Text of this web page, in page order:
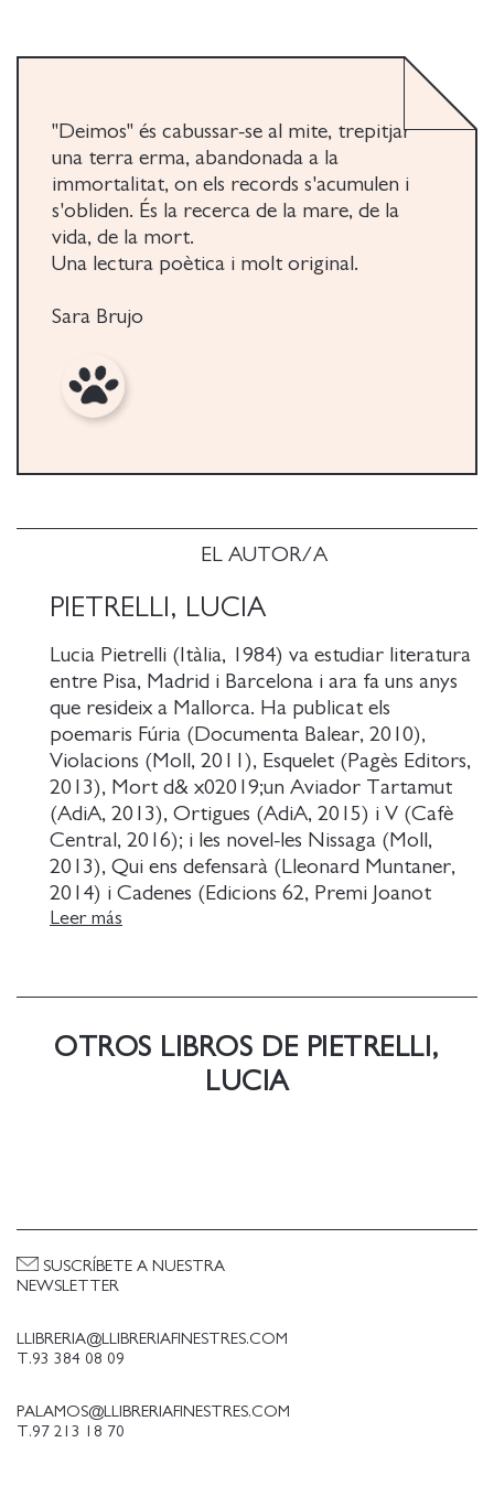
EL AUTOR/A
PIETRELLI, LUCIA
Lucia Pietrelli (Itàlia, 1984) va estudiar literatura
entre Pisa, Madrid i Barcelona i ara fa uns anys
que resideix a Mallorca. Ha publicat els
poemaris Fúria (Documenta Balear, 2010),
Violacions (Moll, 2011), Esquelet (Pagès Editors,
2013), Mort d& x02019;un Aviador Tartamut
(AdiA, 2013), Ortigues (AdiA, 2015) i V (Cafè
Central, 2016); i les novel-les Nissaga (Moll,
2013), Qui ens defensarà (Lleonard Muntaner,
2014) i Cadenes (Edicions 62, Premi Joanot
Martorell de narrativa 2015). També és obra
novembre del 2018. La seva última novel-la,
Lletra d& x02019;Or.
Leer más
"Deimos" és cabussar-se al mite, trepitjar
una terra erma, abandonada a la
immortalitat, on els records s'acumulen i
s'obliden. És la recerca de la mare, de la
vida, de la mort.
Una lectura poètica i molt original.
Sara Brujo
OTROS LIBROS DE PIETRELLI,
LUCIA
LLIBRERIA@LLIBRERIAFINESTRES.COM
T.93 384 08 09
PALAMOS@LLIBRERIAFINESTRES.COM
T.97 213 18 70
SUSCRÍBETE A NUESTRA
NEWSLETTER